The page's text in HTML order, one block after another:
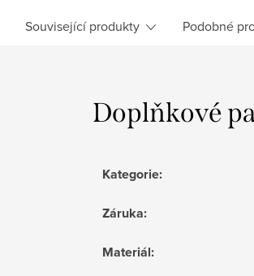
Související produkty Podobné
Doplňkové
Kategorie:
Záruka:
Materiál: